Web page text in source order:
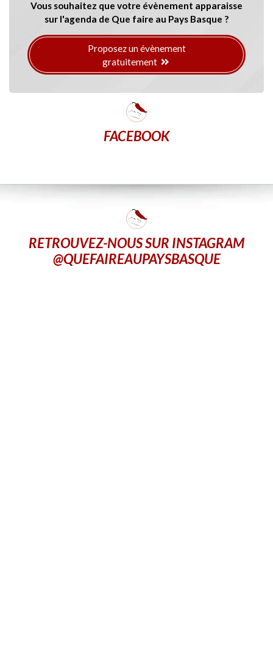
Vous souhaitez que votre évènement apparaisse
sur l'agenda de Que faire au Pays Basque ?
Proposez un évènement
gratuitement
FACEBOOK
RETROUVEZ-NOUS SUR INSTAGRAM
@QUEFAIREAUPAYSBASQUE